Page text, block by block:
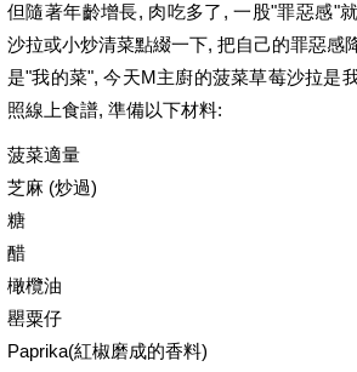
但隨著年齡增長, 肉吃多了, 一股"罪惡感"
沙拉或小炒清菜點綴一下, 把自己的罪惡感
是"我的菜", 今天M主廚的菠菜草莓沙拉是
照線上食譜, 準備以下材料:
菠菜適量
芝麻 (炒過)
糖
醋
橄欖油
罌粟仔
Paprika(紅椒磨成的香料)